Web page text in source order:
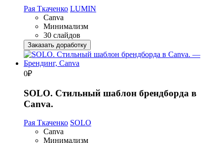
Рая Ткаченко LUMIN
Canva
Минимализм
30 слайдов
Заказать доработку
0₽
SOLO. Стильный шаблон брендборда в
Canva.
Рая Ткаченко SOLO
Canva
Минимализм